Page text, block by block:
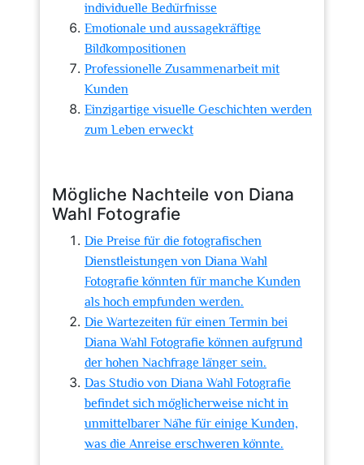
individuelle Bedürfnisse
Emotionale und aussagekräftige
Bildkompositionen
Professionelle Zusammenarbeit mit
Kunden
Einzigartige visuelle Geschichten werden
zum Leben erweckt
Mögliche Nachteile von Diana
Wahl Fotografie
Die Preise für die fotografischen
Dienstleistungen von Diana Wahl
Fotografie könnten für manche Kunden
als hoch empfunden werden.
Die Wartezeiten für einen Termin bei
Diana Wahl Fotografie können aufgrund
der hohen Nachfrage länger sein.
Das Studio von Diana Wahl Fotografie
befindet sich möglicherweise nicht in
unmittelbarer Nähe für einige Kunden,
was die Anreise erschweren könnte.